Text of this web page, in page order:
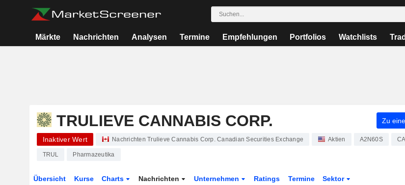
Märkte Nachrichten Analysen Termine Empfehlungen Portfolios Watchlists
TRULIEVE CANNABIS CORP. Zu
Inaktiver Wert Nachrichten Trulieve Cannabis Corp. Canadian Securities Exchange Aktien A2N60S
TRUL Pharmazeutika
Übersicht Kurse Charts Nachrichten Unternehmen Ratings Termine Sektor